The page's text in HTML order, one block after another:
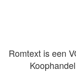
Romtext is een